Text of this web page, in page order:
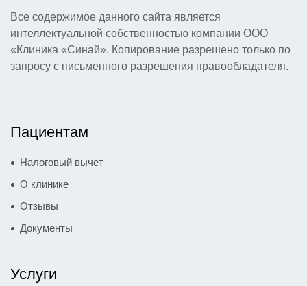
Все содержимое данного сайта является
интеллектуальной собственностью компании ООО
«Клиника «Синай». Копирование разрешено только по
запросу с письменного разрешения правообладателя.
Пациентам
Налоговый вычет
О клинике
Отзывы
Документы
Услуги